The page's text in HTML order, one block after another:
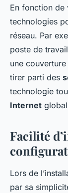
En fonction de
technologies
réseau. Par
poste de
une
tirer parti des
technologie
Internet
Facilité
Lors de
par sa